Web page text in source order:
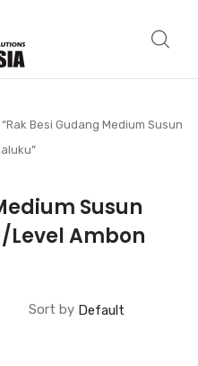
Besi Gudang Medium Susun
Susun
Level Ambon
Sort by